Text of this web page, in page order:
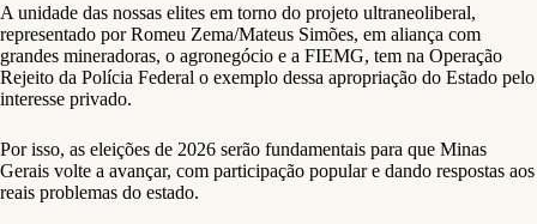
A unidade das nossas elites em torno do projeto ultraneoliberal,
representado por Romeu Zema/Mateus Simões, em aliança com
grandes mineradoras, o agronegócio e a FIEMG, tem na Operação
Rejeito da Polícia Federal o exemplo dessa apropriação do Estado pelo
interesse privado.
Por isso, as eleições de 2026 serão fundamentais para que Minas
Gerais volte a avançar, com participação popular e dando respostas aos
reais problemas do estado.